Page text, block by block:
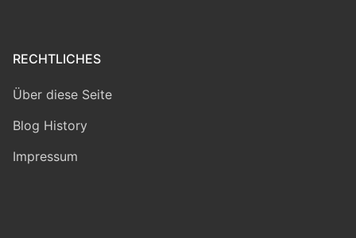
RECHTLICHES
Über diese Seite
Blog History
Impressum